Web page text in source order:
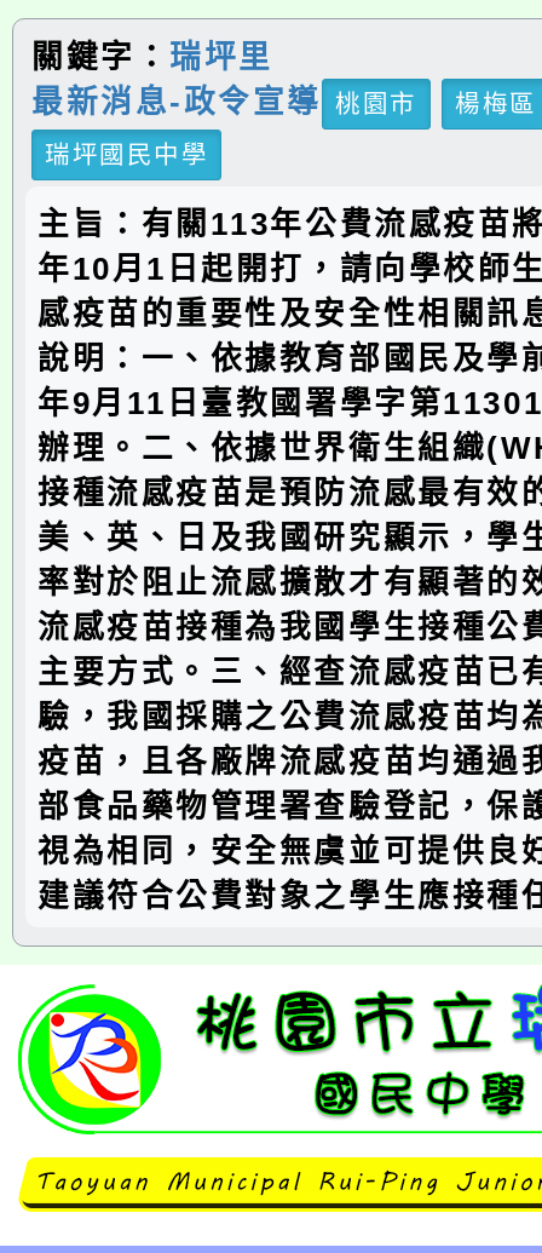
關鍵字： 瑞坪里
最新消息-政令宣導
桃園市
楊梅區
瑞坪國民中學
主旨：有關113年公費流感疫苗
年10月1日起開打，請向學校師
感疫苗的重要性及安全性相關訊
說明：一、依據教育部國民及學
年9月11日臺教國署學字第
辦理。二、依據世界衛生組織
接種流感疫苗是預防流感最有效
美、英、日及我國研究顯示，學
率對於阻止流感擴散才有顯著的
流感疫苗接種為我國學生接種公
主要方式。三、經查流感疫苗已
驗，我國採購之公費流感疫苗均
疫苗，且各廠牌流感疫苗均通過
部食品藥物管理署查驗登記，保
視為相同，安全無虞並可提供良
建議符合公費對象之學生應接種